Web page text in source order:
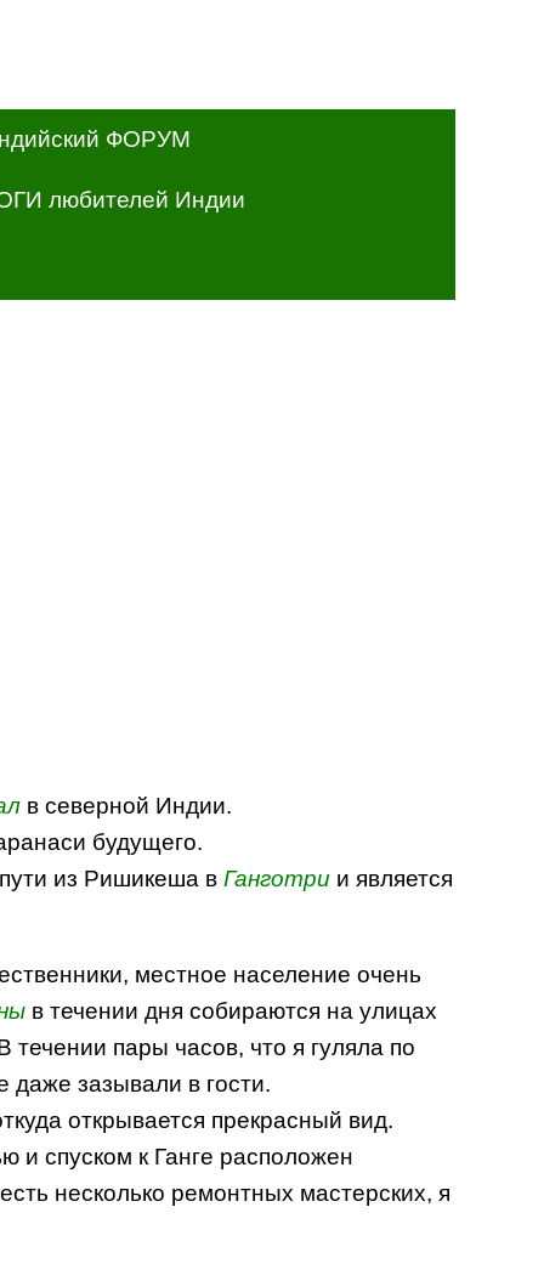
ФОРУМ
любителей Индии
в северной Индии.
будущего.
из Ришикеша в Ганготри и является
местное население очень
в течении дня собираются на улицах
пары часов, что я гуляла по
зазывали в гости.
открывается прекрасный вид.
и спуском к Ганге расположен
несколько ремонтных мастерских, я